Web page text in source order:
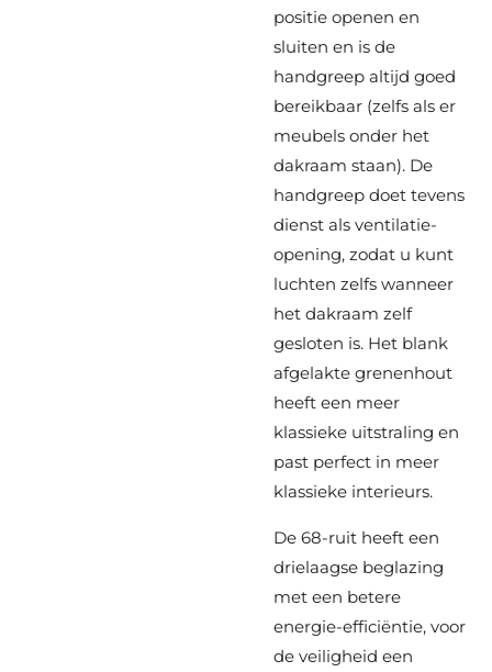
positie openen en
sluiten en is de
handgreep altijd goed
bereikbaar (zelfs als er
meubels onder het
dakraam staan). De
handgreep doet tevens
dienst als ventilatie-
opening, zodat u kunt
luchten zelfs wanneer
het dakraam zelf
gesloten is. Het blank
afgelakte grenenhout
heeft een meer
klassieke uitstraling en
past perfect in meer
klassieke interieurs.
De 68-ruit heeft een
drielaagse beglazing
met een betere
energie-efficiëntie, voor
de veiligheid een